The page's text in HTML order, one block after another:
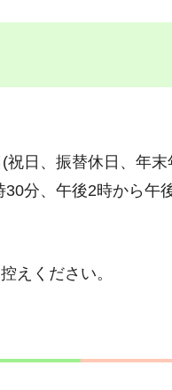
日、振替休日、年末
分、午後2時から午
えください。